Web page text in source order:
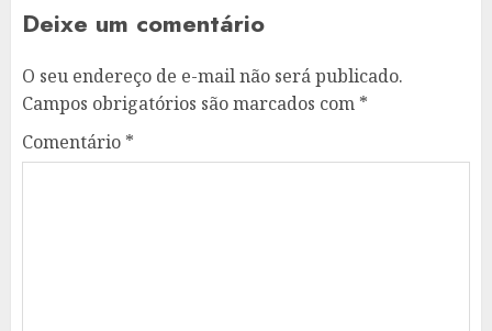
Deixe um comentário
O seu endereço de e-mail não será publicado.
Campos obrigatórios são marcados com *
Comentário *